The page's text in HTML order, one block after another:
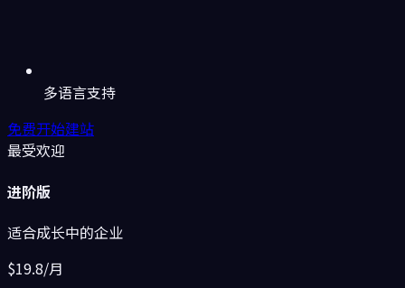
多语言支持
免费开始建站
最受欢迎
进阶版
适合成长中的企业
$19.8/月